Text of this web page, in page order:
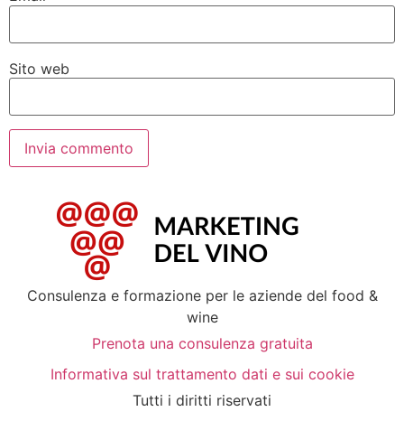
Sito web
Consulenza e formazione per le aziende del food &
wine
Prenota una consulenza gratuita
Informativa sul trattamento dati e sui cookie
Tutti i diritti riservati